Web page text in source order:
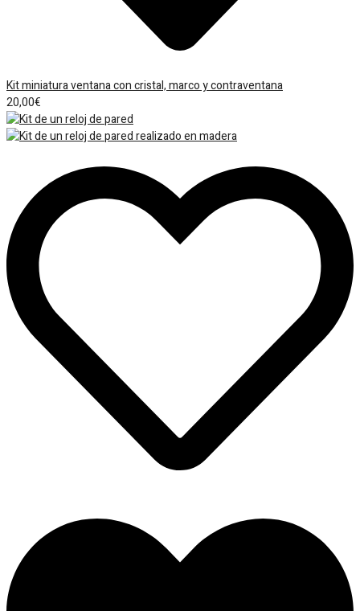
Kit miniatura ventana con cristal, marco y contraventana
20,00€